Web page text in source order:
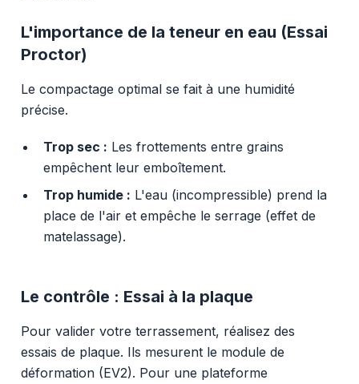
L'importance de la teneur en eau (Essai
Proctor)
Le compactage optimal se fait à une humidité
précise.
Trop sec : Les frottements entre grains
empêchent leur emboîtement.
Trop humide : L'eau (incompressible) prend la
place de l'air et empêche le serrage (effet de
matelassage).
Le contrôle : Essai à la plaque
Pour valider votre terrassement, réalisez des
essais de plaque. Ils mesurent le module de
déformation (EV2). Pour une plateforme